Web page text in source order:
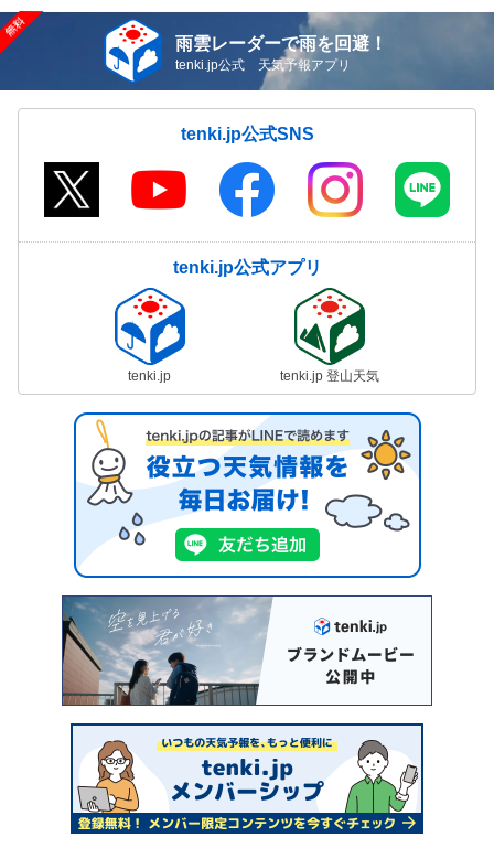
雨雲レーダーで雨を回避！
tenki.jp公式 天気予報アプリ
tenki.jp公式SNS
tenki.jp公式アプリ
tenki.jp tenki.jp 登山天気